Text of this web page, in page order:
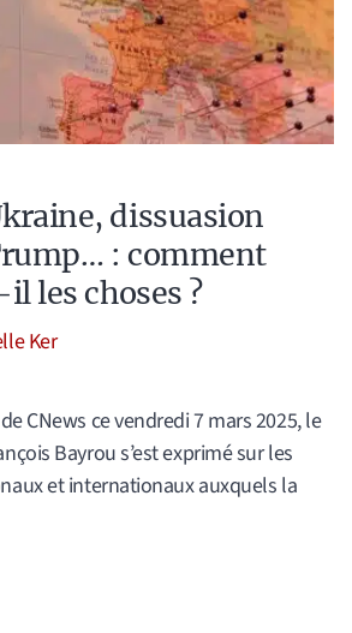
dissuasion
: comment
les choses ?
Ker
CNews ce vendredi 7 mars 2025, le
Bayrou s’est exprimé sur les
et internationaux auxquels la